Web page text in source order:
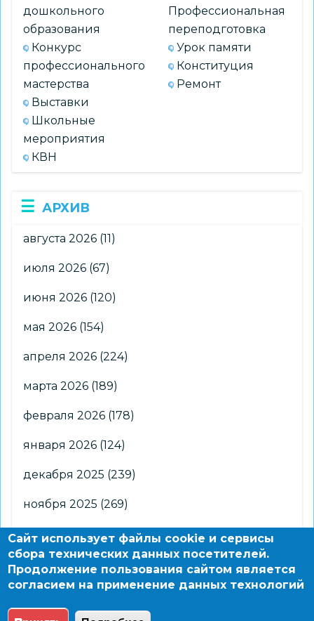
дошкольного
образования
Конкурс
профессионального
мастерства
Выставки
Школьные
мероприятия
КВН
Профессиональная
переподготовка
Урок памяти
Конституция
Ремонт
АРХИВ
августа 2026 (11)
июля 2026 (67)
июня 2026 (120)
мая 2026 (154)
апреля 2026 (224)
марта 2026 (189)
февраля 2026 (178)
января 2026 (124)
декабря 2025 (239)
ноября 2025 (269)
октября 2025(266)
сентября 2025 (176)
августа 2025 (2)
Сайт использует файлы cookie и сервисы
сбора технических данных посетителей.
Продолжение пользования сайтом является
согласием на применение данных технологий